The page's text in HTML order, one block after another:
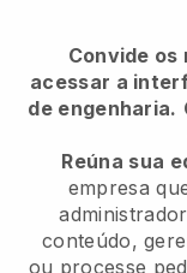
Convide os
acessar a
de engenharia.
Reúna sua
empresa
conteúdo,
ou processe